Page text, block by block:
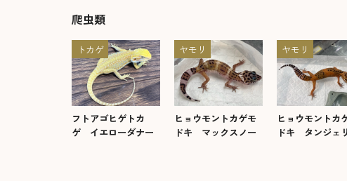
爬虫類
トカゲ
フトアゴヒゲトカ
ゲ イエローダナー
ヤモリ
ヒョウモントカゲモ
ドキ マックスノー
ヤモリ
ヒョウモントカ
ドキ タンジェ